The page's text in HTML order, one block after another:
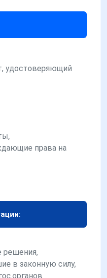
удостоверяющий
права на
решения,
в законную силу,